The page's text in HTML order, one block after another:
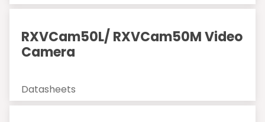
RXVCam50L/ RXVCam50M Video
Camera
Datasheets